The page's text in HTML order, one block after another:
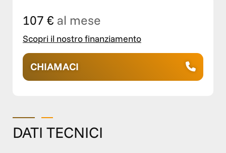
107 € al mese
Scopri il nostro finanziamento
CHIAMACI
DATI TECNICI